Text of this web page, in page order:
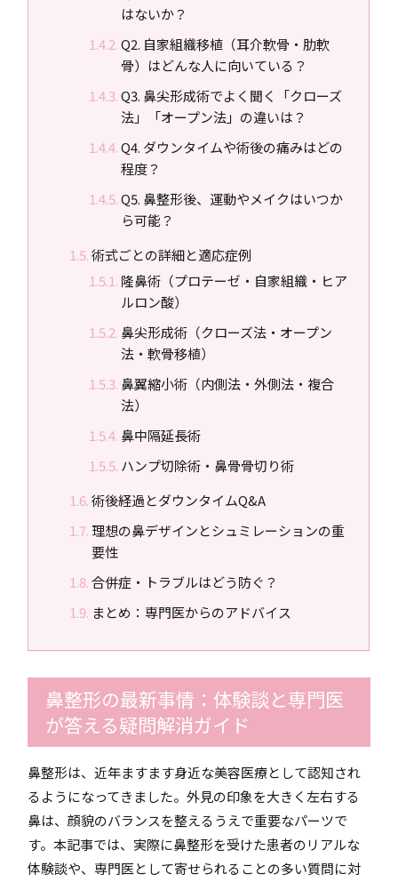
はないか？
Q2. 自家組織移植（耳介軟骨・肋軟
骨）はどんな人に向いている？
Q3. 鼻尖形成術でよく聞く「クローズ
法」「オープン法」の違いは？
Q4. ダウンタイムや術後の痛みはどの
程度？
Q5. 鼻整形後、運動やメイクはいつか
ら可能？
術式ごとの詳細と適応症例
隆鼻術（プロテーゼ・自家組織・ヒア
ルロン酸）
鼻尖形成術（クローズ法・オープン
法・軟骨移植）
鼻翼縮小術（内側法・外側法・複合
法）
鼻中隔延長術
ハンプ切除術・鼻骨骨切り術
術後経過とダウンタイムQ&A
理想の鼻デザインとシュミレーションの重
要性
合併症・トラブルはどう防ぐ？
まとめ：専門医からのアドバイス
鼻整形の最新事情：体験談と専門医
が答える疑問解消ガイド
鼻整形は、近年ますます身近な美容医療として認知され
るようになってきました。外見の印象を大きく左右する
鼻は、顔貌のバランスを整えるうえで重要なパーツで
す。本記事では、実際に鼻整形を受けた患者のリアルな
体験談や、専門医として寄せられることの多い質問に対